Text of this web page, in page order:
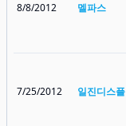
8/8/2012 멜파스
7/25/2012 일진디스플